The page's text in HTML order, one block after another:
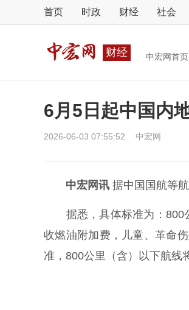
首页 时政 财经 社会
财经 中宏网首页
6月5日起中国内
2026-06-03 07:55:52 中宏网
中宏网讯 据中国国航等
据悉，具体标准为：800公
收燃油附加费，儿童、革命
准，800公里（含）以下航线